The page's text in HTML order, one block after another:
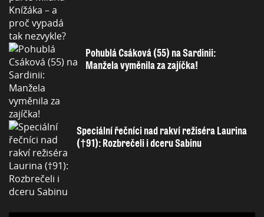
Pohublá Csáková (55) na Sardinii:
Manžela vyměnila za zajíčka!
Speciální řečníci nad rakví režiséra Laurina
(†91): Rozbrečeli i dceru Sabinu